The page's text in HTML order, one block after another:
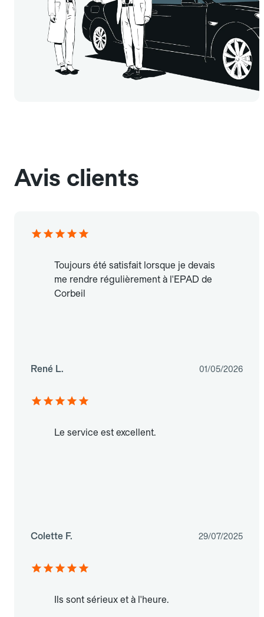
Avis clients
Toujours été satisfait lorsque je devais
me rendre régulièrement à l'EPAD de
Corbeil
René L. 01/05/2026
Le service est excellent.
Colette F. 29/07/2025
Ils sont sérieux et à l'heure.